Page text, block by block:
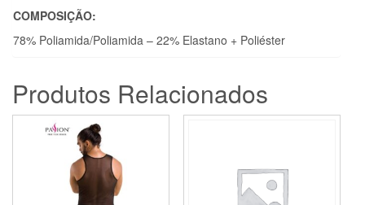
COMPOSIÇÃO:
78% Poliamida/Poliamida – 22% Elastano + Poliéster
Produtos Relacionados